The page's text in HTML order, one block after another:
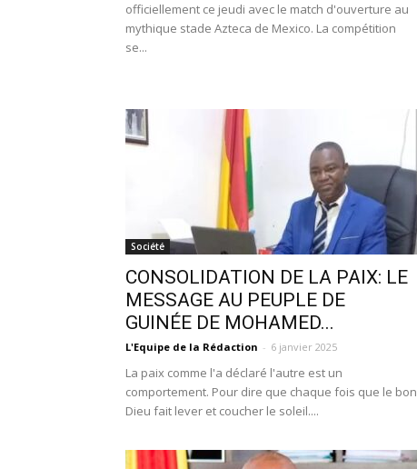
officiellement ce jeudi avec le match d'ouverture au
mythique stade Azteca de Mexico. La compétition
se...
Société
CONSOLIDATION DE LA PAIX: LE
MESSAGE AU PEUPLE DE
GUINÉE DE MOHAMED...
L'Equipe de la Rédaction - 6 janvier 2025
La paix comme l'a déclaré l'autre est un
comportement. Pour dire que chaque fois que le bon
Dieu fait lever et coucher le soleil....